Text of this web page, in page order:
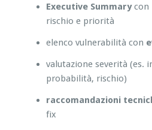
Executive Summarycon
rischio e priorità
elenco vulnerabilità con
valutazione severità (es.
probabilità, rischio)
raccomandazioni
fix